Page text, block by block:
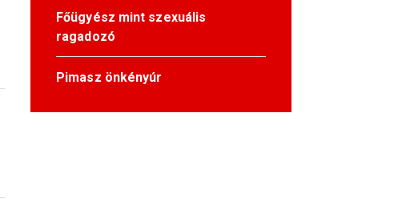
Főügyész mint szexuális
ragadozó
Pimasz önkényúr